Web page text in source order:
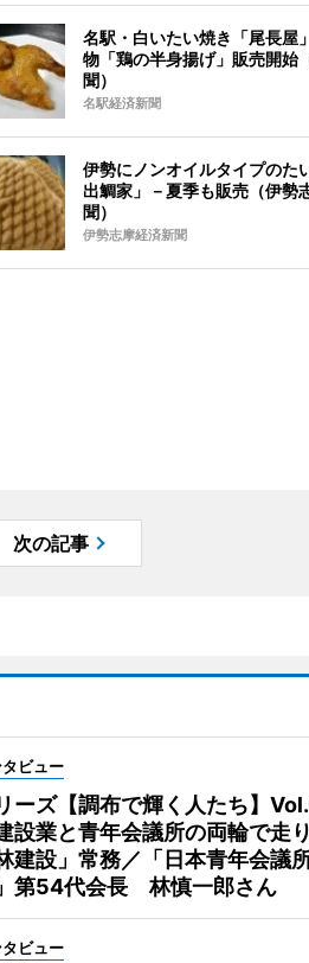
名駅・白いたい焼き「尾長屋
物「鶏の半身揚げ」販売開始
聞）
名駅経済新聞
伊勢にノンオイルタイプのた
出鯛家」－夏季も販売（伊勢
聞）
伊勢志摩経済新聞
次の記事
ビュー
ーズ【調布で輝く人たち】
設業と青年会議所の両輪で走
建設」常務／「日本青年会議
第54代会長 林慎一郎さん
ビュー